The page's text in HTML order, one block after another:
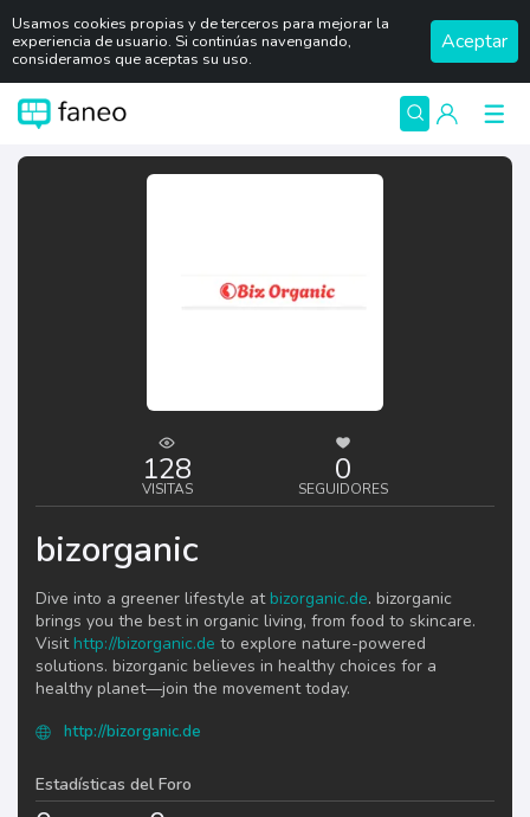
Usamos cookies propias y de terceros para mejorar la
experiencia de usuario. Si continúas navengando,
consideramos que aceptas su uso.
Aceptar
128
VISITAS
0
SEGUIDORES
bizorganic
Dive into a greener lifestyle at bizorganic.de. bizorganic
brings you the best in organic living, from food to skincare.
Visit http://bizorganic.de to explore nature-powered
solutions. bizorganic believes in healthy choices for a
healthy planet—join the movement today.
http://bizorganic.de
Estadísticas del Foro